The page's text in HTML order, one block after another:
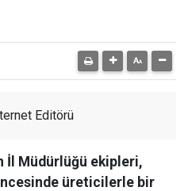
Editörü
İl Müdürlüğü ekipleri,
üreticilerle bir